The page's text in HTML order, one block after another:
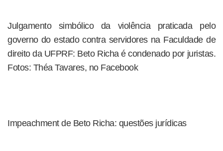
Julgamento simbólico da violência praticada pelo
governo do estado contra servidores na Faculdade de
direito da UFPRF: Beto Richa é condenado por juristas.
Fotos: Théa Tavares, no Facebook
Impeachment de Beto Richa: questões jurídicas